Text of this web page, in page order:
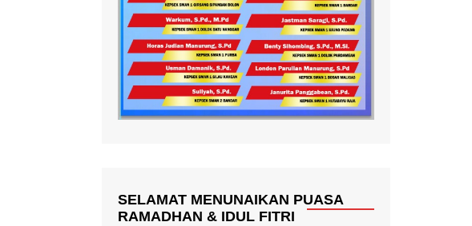
SELAMAT MENUNAIKAN PUASA
RAMADHAN & IDUL FITRI